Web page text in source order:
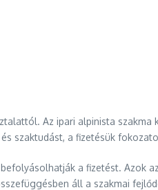
Az ipari alpinista
szaktudást, a fizetésük
a fizetést. Azok
áll a szakmai